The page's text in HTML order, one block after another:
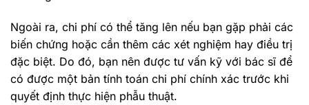
Ngoài ra, chi phí có thể tăng lên nếu bạn gặp phải các
biến chứng hoặc cần thêm các xét nghiệm hay điều trị
đặc biệt. Do đó, bạn nên được tư vấn kỹ với bác sĩ để
có được một bản tính toán chi phí chính xác trước khi
quyết định thực hiện phẫu thuật.